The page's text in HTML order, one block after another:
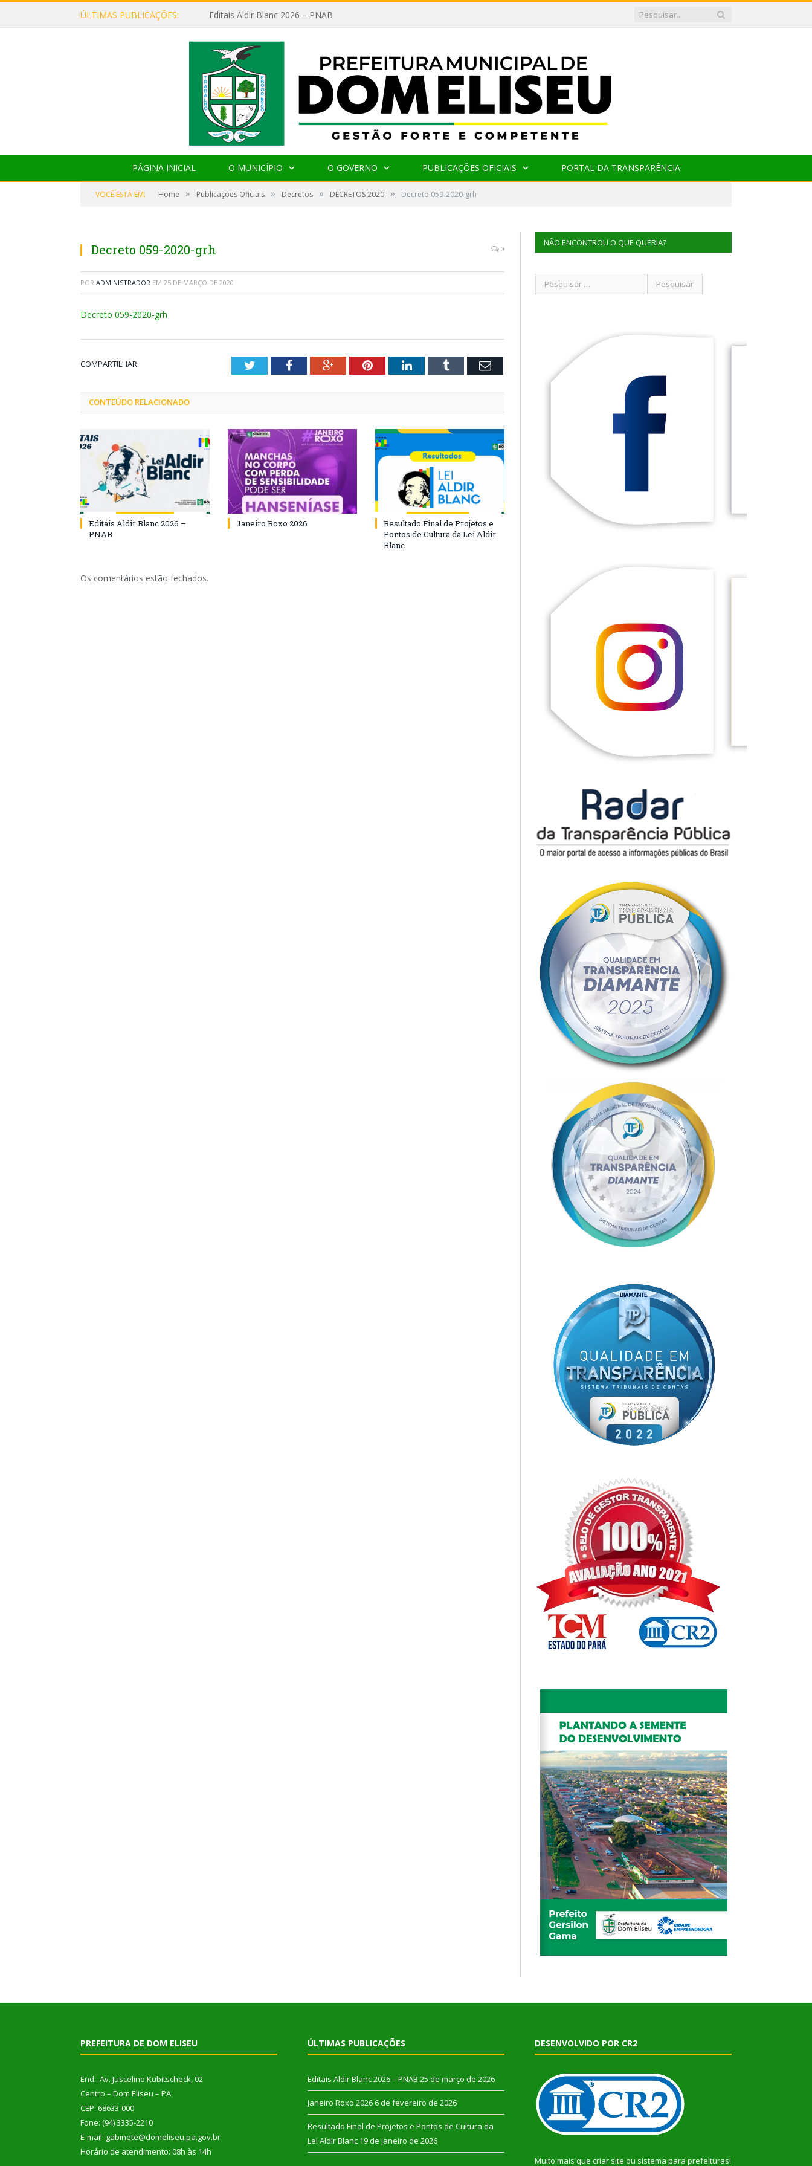
ÚLTIMAS PUBLICAÇÕES: Editais Aldir Blanc 2026 – PNAB
PÁGINA INICIAL O MUNICÍPIO O GOVERNO PUBLICAÇÕES OFICIAIS PORTAL DA TRANSPARÊNCIA
VOCÊ ESTÁ EM: Home » Publicações Oficiais » Decretos » DECRETOS 2020 » Decreto 059-2020-grh
Decreto 059-2020-grh 0
POR ADMINISTRADOR EM 25 DE MARÇO DE 2020
Decreto 059-2020-grh
COMPARTILHAR: TwitterFacebookGoogle+PinterestLinkedInTumblr Email
CONTEÚDO RELACIONADO
Editais Aldir Blanc 2026 –
PNAB
Janeiro Roxo 2026
Resultado Final de Projetos e
Pontos de Cultura da Lei Aldir
Blanc
Os comentários estão fechados.
NÃO ENCONTROU O QUE QUERIA?
PREFEITURA DE DOM ELISEU
End.: Av. Juscelino Kubitscheck, 02
Centro – Dom Eliseu – PA
CEP: 68633-000
Fone: (94) 3335-2210
E-mail: gabinete@domeliseu.pa.gov.br
Horário de atendimento: 08h às 14h
ÚLTIMAS PUBLICAÇÕES
Editais Aldir Blanc 2026 – PNAB 25 de março de 2026
Janeiro Roxo 2026 6 de fevereiro de 2026
Resultado Final de Projetos e Pontos de Cultura da
Lei Aldir Blanc 19 de janeiro de 2026
DESENVOLVIDO POR CR2
Muito mais que criar site ou sistema para prefeituras!